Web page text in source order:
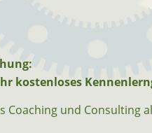
kostenloses
Coaching und Consulting